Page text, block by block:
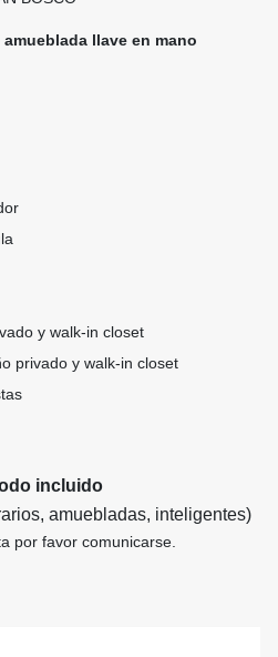
llave en mano
y walk-in closet
privado y walk-in closet
incluido
amuebladas, inteligentes)
por favor comunicarse.